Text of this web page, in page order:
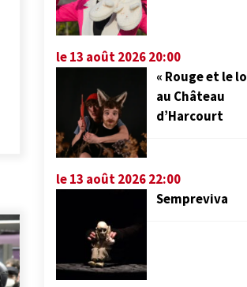
le 13 août 2026 20:00
« Rouge et le
au Château
d’Harcourt
le 13 août 2026 22:00
Sempreviva